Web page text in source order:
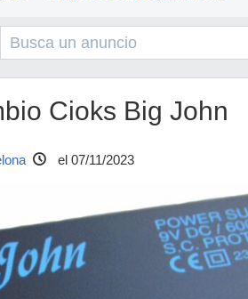
Cioks Big John
el 07/11/2023